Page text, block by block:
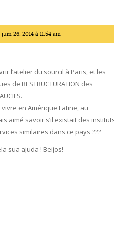
juin 26, 2014 à 11:54 am
l’atelier du sourcil à Paris, et les
de RESTRUCTURATION des
en Amérique Latine, au
aimé savoir s’il existait des
similaires dans ce pays ???
sua ajuda ! Beijos!